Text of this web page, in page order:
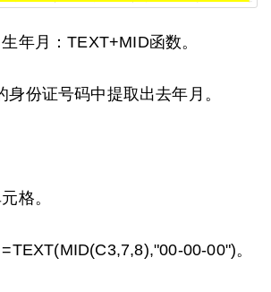
年月：TEXT+MID函数。
身份证号码中提取出去年月。
格。
00-00")。